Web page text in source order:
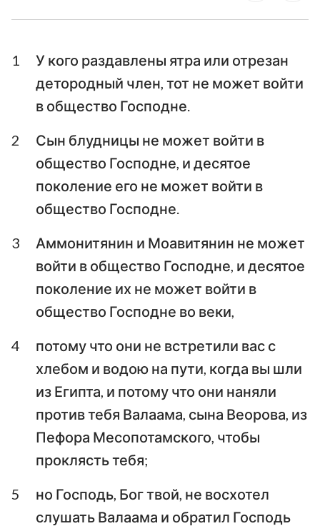
Есфирь Иов
Псалтирь Притчи
Исаия
Плач Иеремии Иезекииль
Даниил Осия
Иоиль Амос
Михей Наум
Аввакум Софония
Аггей Захария
1
У кого раздавлены ятра или отрезан
детородный член, тот не может войти
в общество Господне.
2
Сын блудницы не может войти в
общество Господне, и десятое
поколение его не может войти в
общество Господне.
3
Аммонитянин и Моавитянин не может
войти в общество Господне, и десятое
поколение их не может войти в
общество Господне во веки,
4
потому что они не встретили вас с
хлебом и водою на пути, когда вы шли
из Египта, и потому что они наняли
против тебя Валаама, сына Веорова, из
Пефора Месопотамского, чтобы
проклясть тебя;
5
но Господь, Бог твой, не восхотел
слушать Валаама и обратил Господь